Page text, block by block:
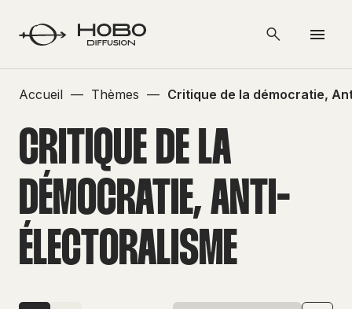
Accueil — Thèmes — Critique de la démocratie,
CRITIQUE DE LA
DÉMOCRATIE, ANTI-
ÉLECTORALISME